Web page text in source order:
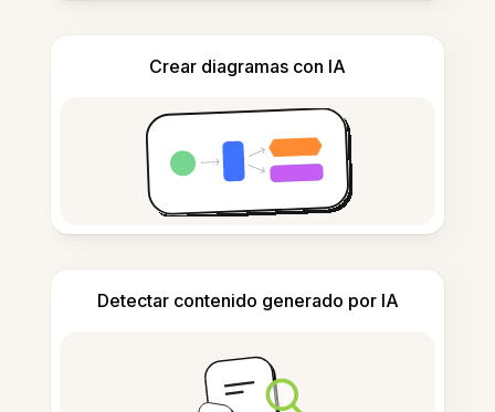
Crear diagramas con IA
Detectar contenido generado por IA